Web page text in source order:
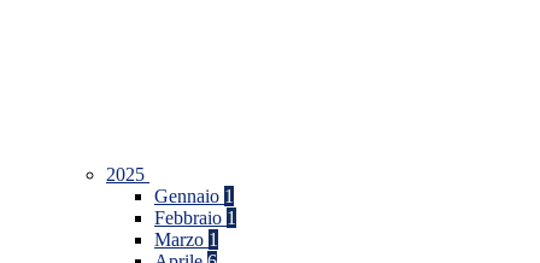
2025
Gennaio 1
Febbraio 1
Marzo 1